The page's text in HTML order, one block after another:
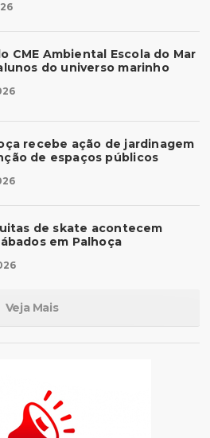
CME Ambiental Escola do Mar
do universo marinho
recebe ação de jardinagem
de espaços públicos
de skate acontecem
em Palhoça
Veja Mais